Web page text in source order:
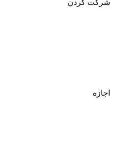
شرکت کردن
اجازه